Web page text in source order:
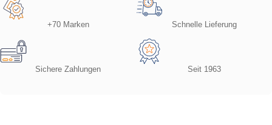
+70 Marken Schnelle Lieferung
Sichere Zahlungen Seit 1963